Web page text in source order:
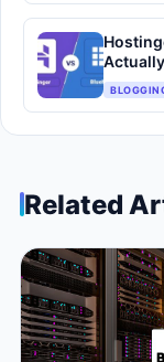
Related